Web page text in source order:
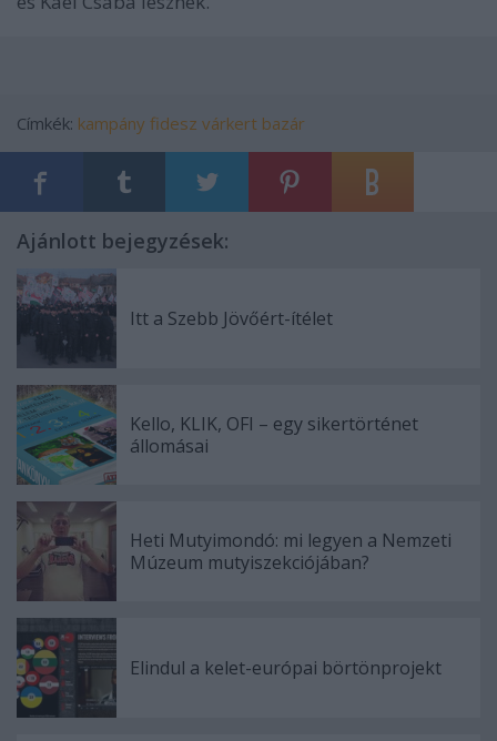
Címkék: kampány fidesz várkert bazár
Ajánlott bejegyzések:
Itt a Szebb Jövőért-ítélet
Kello, KLIK, OFI – egy sikertörténet
állomásai
Heti Mutyimondó: mi legyen a Nemzeti
Múzeum mutyiszekciójában?
Elindul a kelet-európai börtönprojekt